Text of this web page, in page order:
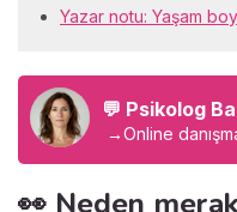
Yazar notu: Yaşam
💬 Psikolog
→Online
👀 Neden